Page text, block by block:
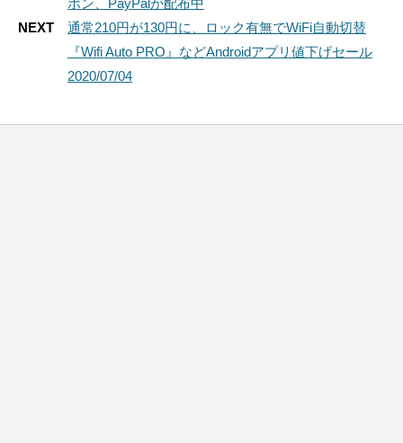
ポン、PayPalが配布中
NEXT
通常210円が130円に、ロック有無でWiFi自動切替
『Wifi Auto PRO』などAndroidアプリ値下げセール
2020/07/04